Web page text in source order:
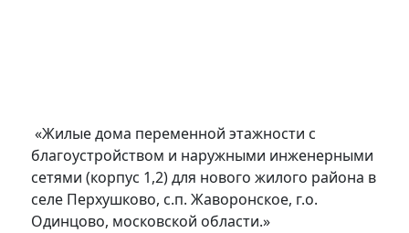
«Жилые дома переменной этажности с
благоустройством и наружными инженерными
сетями (корпус 1,2) для нового жилого района в
селе Перхушково, с.п. Жаворонское, г.о.
Одинцово, московской области.»